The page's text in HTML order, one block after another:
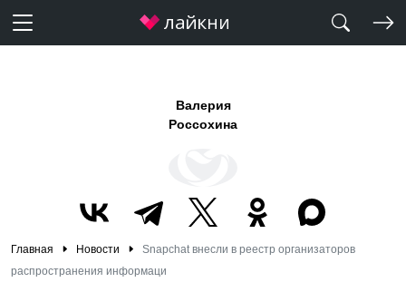
Валерия
Россохина
Главная Новости
Snapchat внесли в реестр организаторов
распространения информаци